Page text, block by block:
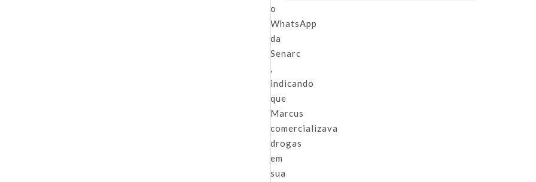
o
WhatsApp
da
Senarc
,
indicando
que
Marcus
comercializava
drogas
em
sua